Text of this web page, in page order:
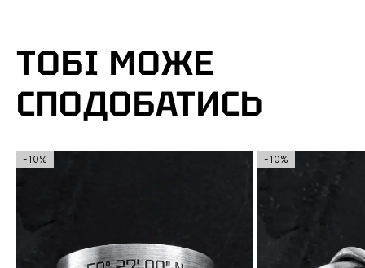
ТОБІ МОЖЕ
СПОДОБАТИСЬ
-10% -10%